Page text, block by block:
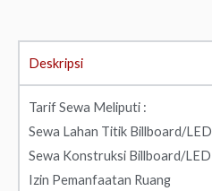
Deskripsi
Tarif Sewa Meliputi :
Sewa Lahan Titik Billboard/LED
Sewa Konstruksi Billboard/LED
Izin Pemanfaatan Ruang